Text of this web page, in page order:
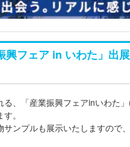
興フェア in いわた」出
る、「産業振興フェアinいわた
。
サンプルも展示いたしますので